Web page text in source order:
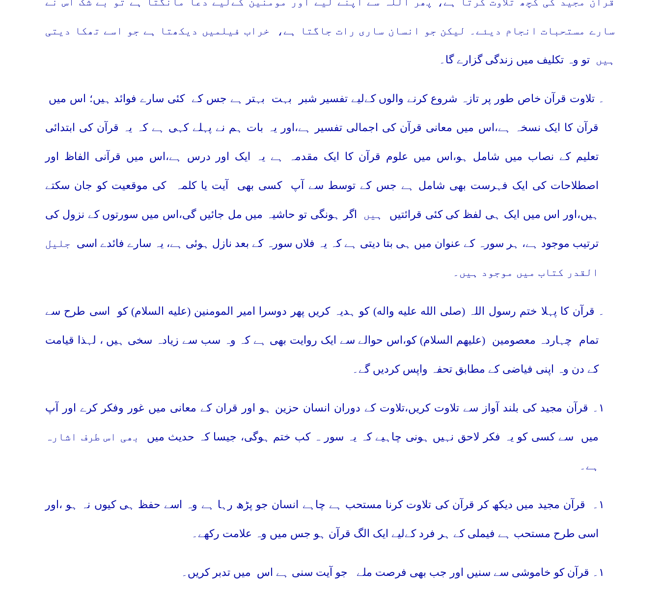
سارے مستحبات انجام دیئے۔ لیکن جو انسان ساری رات جاگتا ہے، خراب فیلمیں دیکھتا ہے جو اسے تھکا دیتی
ہیں تو وہ تکلیف میں زندگی گزارے گا۔
۔ تلاوت قرآن خاص طور پر تازہ شروع کرنے والوں کےلیے تفسیر شبر بہت بہتر ہے جس کے کئی سارے فوائد ہیں؛ اس میں
قرآن کا ایک نسخہ ہے،اس میں معانی قرآن کی اجمالی تفسیر ہے،اور یہ بات ہم نے پہلے کہی ہے کہ یہ قرآن کی ابتدائی
تعلیم کے نصاب میں شامل ہو،اس میں علوم قرآن کا ایک مقدمہ ہے یہ ایک اور درس ہے،اس میں قرآنی الفاظ اور
اصطلاحات کی ایک فہرست بھی شامل ہے جس کے توسط سے آپ کسی بھی آیت یا کلمہ کی موقعیت کو جان سکتے
ہیں،اور اس میں ایک ہی لفظ کی کئی قرائتیں ہیں اگر ہونگی تو حاشیہ میں مل جائیں گی،اس میں سورتوں کے نزول کی
ترتیب موجود ہے، ہر سورہ کے عنوان میں ہی بتا دیتی ہے کہ یہ فلاں سورہ کے بعد نازل ہوئی ہے، یہ سارے فائدے اسی جلیل
القدر کتاب میں موجود ہیں۔
قرآن کا پہلا ختم رسول اللہ (صلى الله عليه واله) کو ہدیہ کریں پھر دوسرا امیر المومنین (عليه السلام) کو اسی طرح سے
تمام چہاردہ معصومین (عليهم السلام) کو،اس حوالے سے ایک روایت بھی ہے کہ وہ سب سے زیادہ سخی ہیں ، لہذا قیامت
کے دن وہ اپنی فیاضی کے مطابق تحفہ واپس کردیں گے۔
۱۰ ۔ قرآن مجید کی بلند آواز سے تلاوت کریں،تلاوت کے دوران انسان حزین ہو اور قران کے معانی میں غور وفکر کرے اور آپ
میں سے کسی کو یہ فکر لاحق نہیں ہونی چاہیے کہ یہ سور ہ کب ختم ہوگی، جیسا کہ حدیث میں بھی اس طرف اشارہ
ہے۔
۱۱۔ قرآن مجید میں دیکھ کر قرآن کی تلاوت کرنا مستحب ہے چاہے انسان جو پڑھ رہا ہے وہ اسے حفظ ہی کیوں نہ ہو ،اور
اسی طرح مستحب ہے فیملی کے ہر فرد کےلیے ایک الگ قرآن ہو جس میں وہ علامت رکھے۔
۱۲۔ قرآن کو خاموشی سے سنیں اور جب بھی فرصت ملے جو آیت سنی ہے اس میں تدبر کریں۔